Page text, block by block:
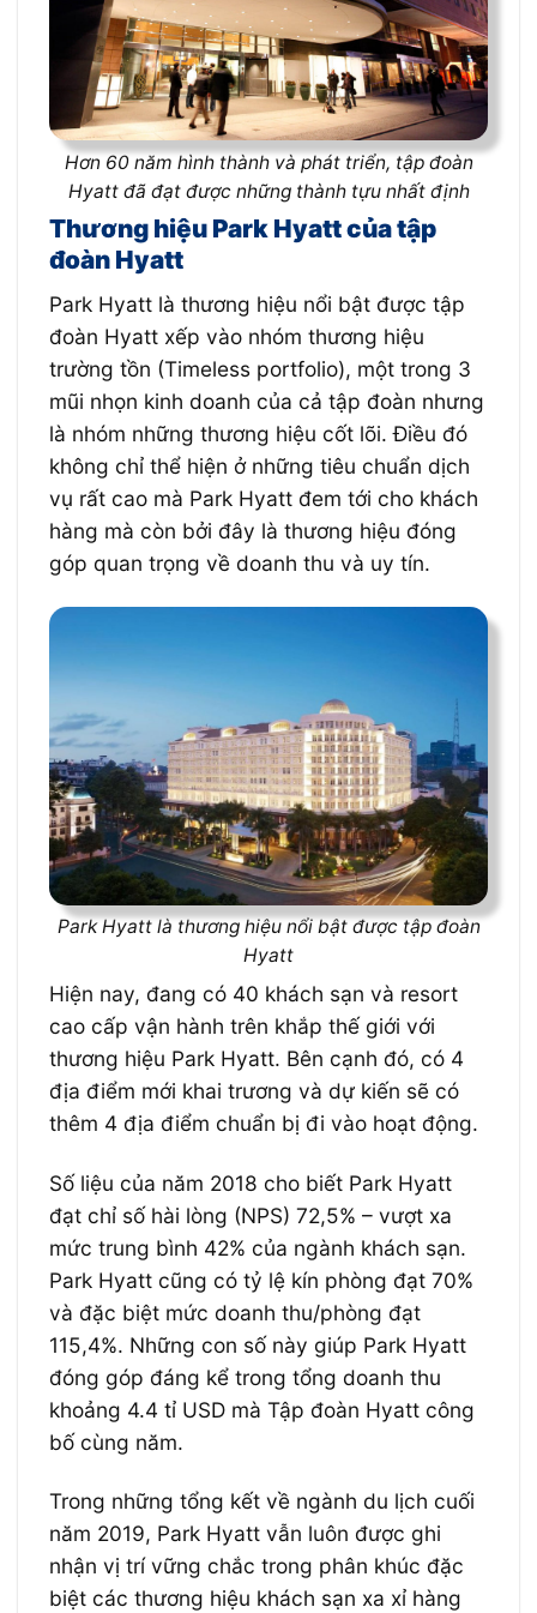
Hơn 60 năm hình thành và phát triển, tập đoàn
Hyatt đã đạt được những thành tựu nhất định
Thương hiệu Park Hyatt của tập
đoàn Hyatt
Park Hyatt là thương hiệu nổi bật được tập
đoàn Hyatt xếp vào nhóm thương hiệu
trường tồn (Timeless portfolio), một trong 3
mũi nhọn kinh doanh của cả tập đoàn nhưng
là nhóm những thương hiệu cốt lõi. Điều đó
không chỉ thể hiện ở những tiêu chuẩn dịch
vụ rất cao mà Park Hyatt đem tới cho khách
hàng mà còn bởi đây là thương hiệu đóng
góp quan trọng về doanh thu và uy tín.
Park Hyatt là thương hiệu nổi bật được tập đoàn
Hyatt
Hiện nay, đang có 40 khách sạn và resort
cao cấp vận hành trên khắp thế giới với
thương hiệu Park Hyatt. Bên cạnh đó, có 4
địa điểm mới khai trương và dự kiến sẽ có
thêm 4 địa điểm chuẩn bị đi vào hoạt động.
Số liệu của năm 2018 cho biết Park Hyatt
đạt chỉ số hài lòng (NPS) 72,5% – vượt xa
mức trung bình 42% của ngành khách sạn.
Park Hyatt cũng có tỷ lệ kín phòng đạt 70%
và đặc biệt mức doanh thu/phòng đạt
115,4%. Những con số này giúp Park Hyatt
đóng góp đáng kể trong tổng doanh thu
khoảng 4.4 tỉ USD mà Tập đoàn Hyatt công
bố cùng năm.
Trong những tổng kết về ngành du lịch cuối
năm 2019, Park Hyatt vẫn luôn được ghi
nhận vị trí vững chắc trong phân khúc đặc
biệt các thương hiệu khách sạn xa xỉ hàng